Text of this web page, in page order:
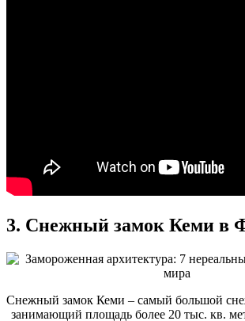
3. Снежный замок Кеми в
Снежный замок Кеми – самый большой
занимающий площадь более 20 тыс. кв.